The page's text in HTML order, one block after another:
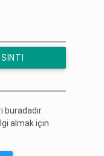
almak için